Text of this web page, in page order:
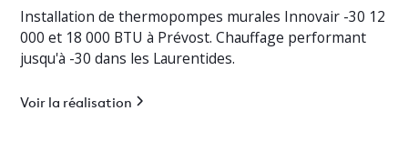
Installation de thermopompes murales Innovair -30 12
000 et 18 000 BTU à Prévost. Chauffage performant
jusqu'à -30 dans les Laurentides.
Voir la réalisation